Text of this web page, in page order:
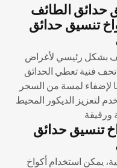
حدائق الطائف
تنسيق حدائق
بشكل رئيسي لأغراض
تحف فنية تعطي الحدائق
لإضفاء لمسة من السحر
لتعزيز الديكور المحيط
تنسيق حدائق
يمكن استخدام أكواخ